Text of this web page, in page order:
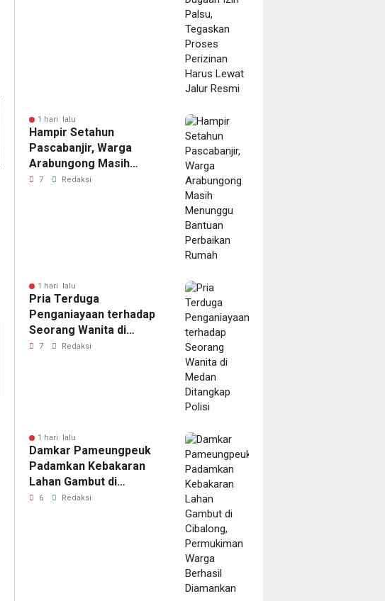
1 hari lalu
Hampir Setahun
Pascabanjir, Warga
Arabungong Masih
Menunggu Bantuan
7 Redaksi
1 hari lalu
Pria Terduga
Penganiayaan terhadap
Seorang Wanita di
Medan Ditangkap Polisi
7 Redaksi
1 hari lalu
Damkar Pameungpeuk
Padamkan Kebakaran
Lahan Gambut di
Cibalong, Permukiman
6 Redaksi